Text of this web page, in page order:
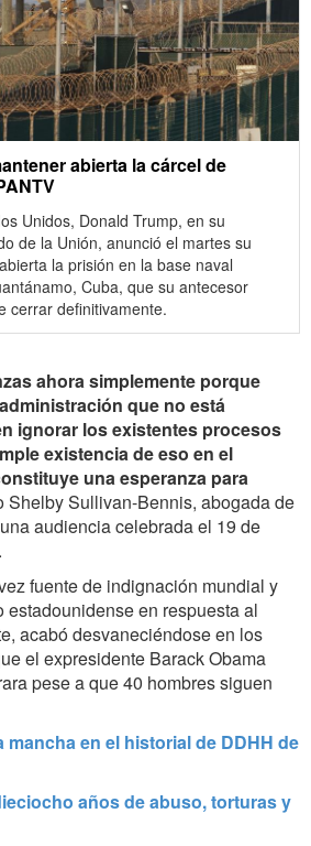
abierta la cárcel de
Unidos, Donald Trump, en su
de la ‎Unión, anunció el martes su
la prisión en la base ‎naval
Cuba, que su antecesor
cerrar definitivamente.‎
ahora simplemente porque
que no está
ignorar los existentes procesos
existencia de eso en el
una esperanza para
Shelby Sullivan-Bennis, abogada de
audiencia celebrada el 19 de
fuente de indignación mundial y
estadounidense en respuesta al
acabó desvaneciéndose en los
el expresidente Barack Obama
pese a que 40 hombres siguen
mancha en el historial de DDHH de
años de abuso, torturas y